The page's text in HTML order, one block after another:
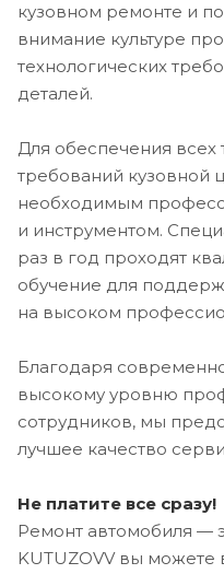
кузовном ремонте и
внимание культуре
технологических
деталей.
Для обеспечения всех
требований кузовной
необходимым
и инструментом.
раз в год проходят
обучение для
на высоком
Благодаря
высокому уровню
сотрудников, мы
лучшее качество
Не платите все сразу!
Ремонт автомобиля —
KUTUZOVV вы можете